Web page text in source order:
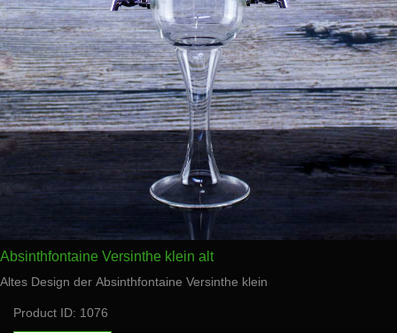
Absinthfontaine Versinthe klein alt
Altes Design der Absinthfontaine Versinthe klein
Product ID: 1076